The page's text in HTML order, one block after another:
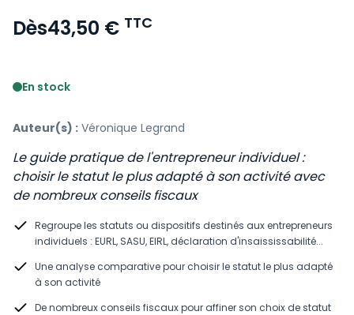
Dès43,50 € TTC
En stock
Auteur(s) : Véronique Legrand
Le guide pratique de l'entrepreneur individuel :
choisir le statut le plus adapté à son activité avec
de nombreux conseils fiscaux
Regroupe les statuts ou dispositifs destinés aux entrepreneurs
individuels : EURL, SASU, EIRL, déclaration d'insaississabilité...
Une analyse comparative pour choisir le statut le plus adapté
à son activité
De nombreux conseils fiscaux pour affiner son choix de statut